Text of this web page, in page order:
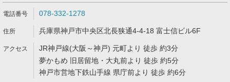
078-332-1278
兵庫県神戸市中央区北長狭通4-4-18 富士信ビル6F
JR神戸線(大阪～神戸) 元町より 徒歩 約3分
夢かもめ 旧居留地・大丸前より 徒歩 約5分
神戸市営地下鉄山手線 県庁前より 徒歩 約6分